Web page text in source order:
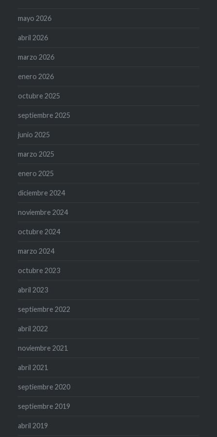
mayo 2026
abril 2026
marzo 2026
enero 2026
octubre 2025
septiembre 2025
junio 2025
marzo 2025
enero 2025
diciembre 2024
noviembre 2024
octubre 2024
marzo 2024
octubre 2023
abril 2023
septiembre 2022
abril 2022
noviembre 2021
abril 2021
septiembre 2020
septiembre 2019
abril 2019